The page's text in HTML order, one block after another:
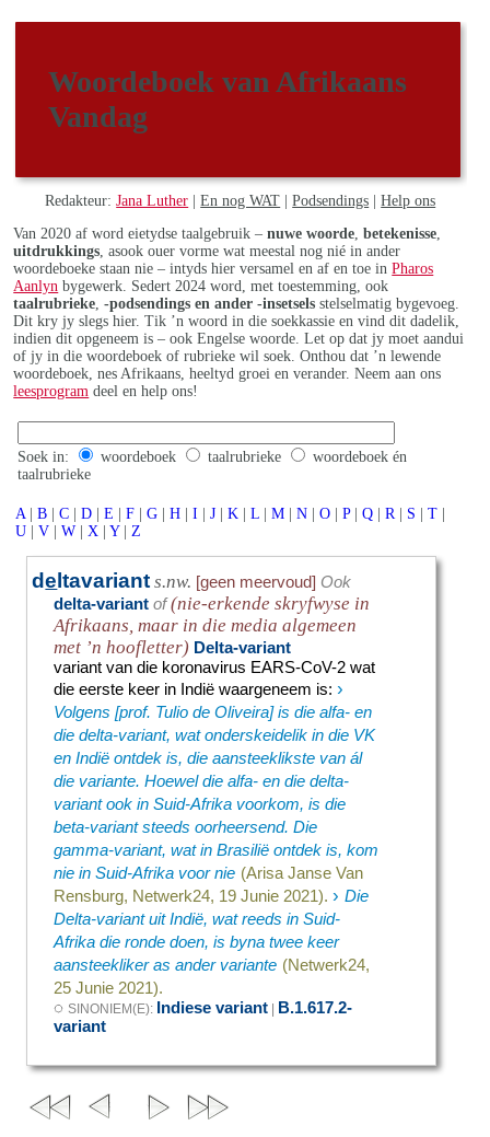
Woordeboek van Afrikaans
Vandag
Redakteur:Jana Luther |En nog WAT |Podsendings |Help ons
Van 2020 af word eietydse taalgebruik –nuwe woorde ,betekenisse
uitdrukkings , asook ouer vorme wat meestal nog nié in ander
woordeboeke staan nie – intyds hier versamel en af en toe inPharos
Aanlyn bygewerk. Sedert 2024 word, met toestemming, ook
taalrubrieke ,-podsendings en ander -insetsels stelselmatig bygevoeg.
Dit kry jy slegs hier. Tik ’n woord in die soekkassie en vind dit dadelik,
indien dit opgeneem is – ook Engelse woorde. Let op dat jy moet aandui
of jy in die woordeboek of rubrieke wil soek. Onthou dat ’n lewende
woordeboek, nes Afrikaans, heeltyd groei en verander. Neem aan ons
leesprogram deel en help ons!
Soek in: woordeboek taalrubrieke
woordeboek én
taalrubrieke
A | B | C | D | E | F | G | H | I | J | K | L | M | N | O | P | Q | R | S | T |
U | V | W | X | Y | Z
deltavariant s.nw. [geen meervoud] Ook
delta-variant of (nie-erkende skryfwyse in
Afrikaans, maar in die media algemeen
met ’n hoofletter) Delta-variant
variant van die koronavirus EARS-CoV-2 wat
die eerste keer in Indië waargeneem is:›
Volgens [prof. Tulio de Oliveira] is die alfa- en
die delta-variant, wat onderskeidelik in die VK
en Indië ontdek is, die aansteeklikste van ál
die variante. Hoewel die alfa- en die delta-
variant ook in Suid-Afrika voorkom, is die
beta-variant steeds oorheersend. Die
gamma-variant, wat in Brasilië ontdek is, kom
nie in Suid-Afrika voor nie (Arisa Janse Van
Rensburg, Netwerk24, 19 Junie 2021). › Die
Delta-variant uit Indië, wat reeds in Suid-
Afrika die ronde doen, is byna twee keer
aansteekliker as ander variante (Netwerk24,
25 Junie 2021).
◌SINONIEM(E): Indiese variant | B.1.617.2-
variant